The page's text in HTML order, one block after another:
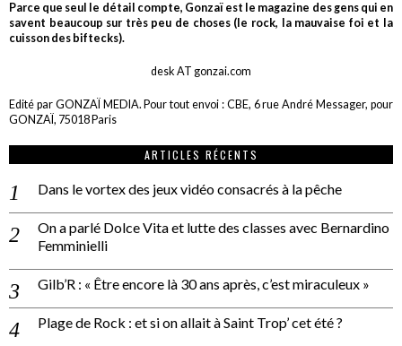
Parce que seul le détail compte, Gonzaï est le magazine des gens qui en
savent beaucoup sur très peu de choses (le rock, la mauvaise foi et la
cuisson des biftecks).
desk AT gonzai.com
Edité par GONZAÏ MEDIA. Pour tout envoi : CBE, 6 rue André Messager, pour
GONZAÏ, 75018 Paris
ARTICLES RÉCENTS
Dans le vortex des jeux vidéo consacrés à la pêche
On a parlé Dolce Vita et lutte des classes avec Bernardino
Femminielli
Gilb’R : « Être encore là 30 ans après, c’est miraculeux »
Plage de Rock : et si on allait à Saint Trop’ cet été ?